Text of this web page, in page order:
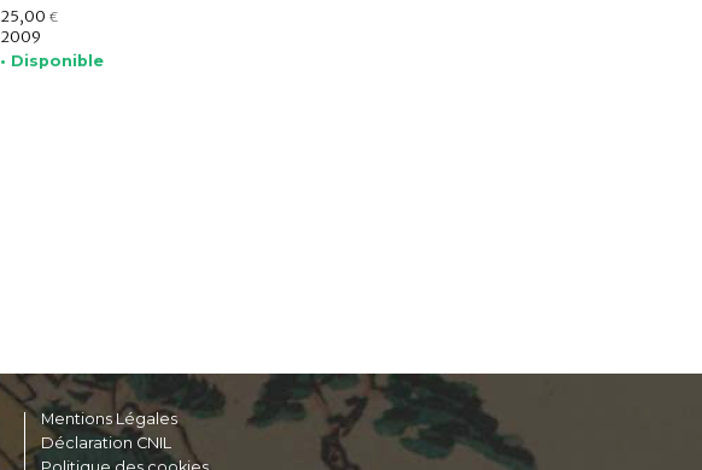
25,00 €
2009
• Disponible
Mentions Légales
Déclaration CNIL